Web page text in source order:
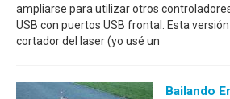
ampliarse para utilizar otros
USB con puertos USB frontal. Esta
cortador del laser (yo usé un
Bailando